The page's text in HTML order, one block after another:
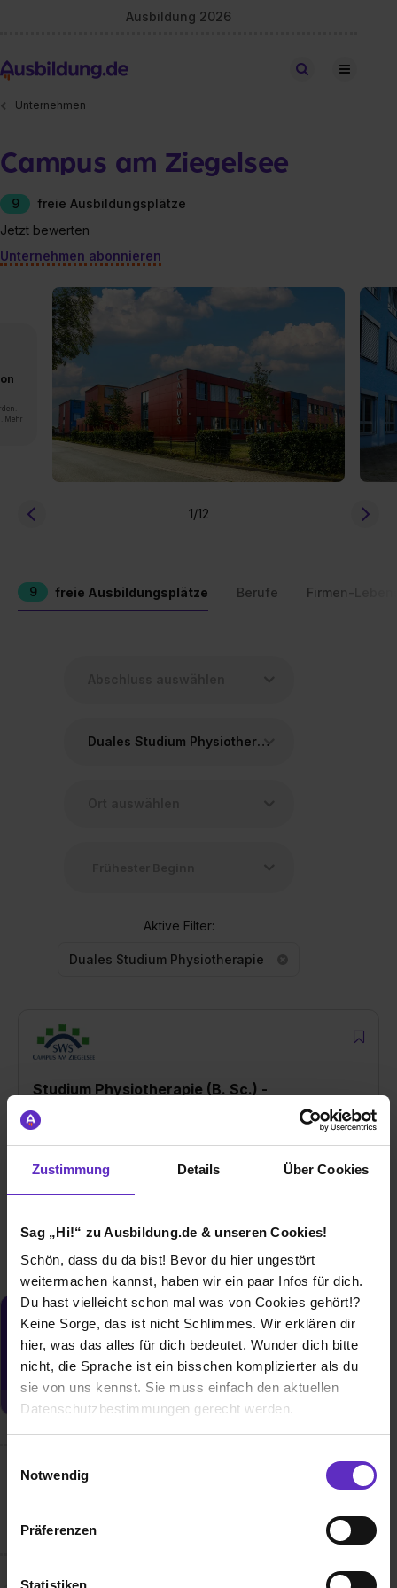
Zustimmung Details Über Cookies
Sag „Hi!“ zu Ausbildung.de & unseren Cookies!
Schön, dass du da bist! Bevor du hier ungestört
weitermachen kannst, haben wir ein paar Infos für dich.
Du hast vielleicht schon mal was von Cookies gehört!?
Keine Sorge, das ist nicht Schlimmes. Wir erklären dir
hier, was das alles für dich bedeutet. Wunder dich bitte
nicht, die Sprache ist ein bisschen komplizierter als du
sie von uns kennst. Sie muss einfach den aktuellen
Datenschutzbestimmungen gerecht werden.
Benutzung der Webseite getroffenen Einstellungen zu
Webseite zu analysieren („Statistiken“), um
Notwendig
Präferenzen
Statistiken
Ausbildung 2026
Stellen finden
Unternehmen
Campus am Ziegelsee
9
freie Ausbildungsplätze
Jetzt bewerten
Unternehmen abonnieren
Mehr
1/12
9 freie Ausbildungsplätze Berufe Firmen-
Duales Studium Physiotherapie
Aktive Filter:
Duales Studium Physiotherapie
Studium Physiotherapie (B. Sc.) -
(ausbildungsintegriert) (m/w/d)
bei
19055 Schwerin
01.08.2026
Du möchtest neue Stellen automatisch
zugeschickt bekommen?
Jetzt aktivieren
Wusstest du schon, dass...